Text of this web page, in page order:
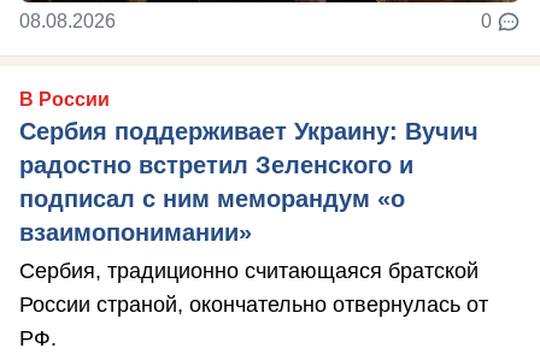
08.08.2026 0
В России
Сербия поддерживает Украину: Вучич
радостно встретил Зеленского и
подписал с ним меморандум «о
взаимопонимании»
Сербия, традиционно считающаяся братской
России страной, окончательно отвернулась от
РФ.